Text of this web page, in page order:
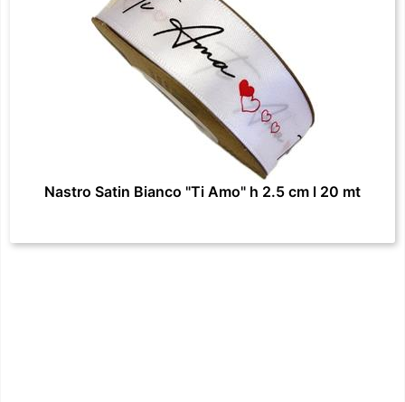
Nastro Satin Bianco "Ti Amo" h 2.5 cm l 20 mt